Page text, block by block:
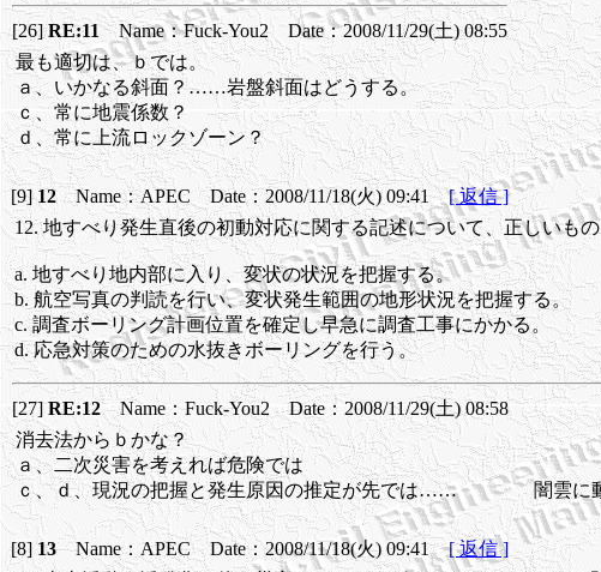
[26]RE:11 Name：Fuck-You2 Date：2008/11/29(土) 08:55
最も適切は、ｂでは。
ａ、いかなる斜面？……岩盤斜面はどうする。
ｃ、常に地震係数？
ｄ、常に上流ロックゾーン？
[9]12Name：APEC Date：2008/11/18(火) 09:41[ 返信 ]
12. 地すべり発生直後の初動対応に関する記述について、正しいも
a. 地すべり地内部に入り、変状の状況を把握する。
b. 航空写真の判読を行い、変状発生範囲の地形状況を把握する。
c. 調査ボーリング計画位置を確定し早急に調査工事にかかる。
d. 応急対策のための水抜きボーリングを行う。
[27]RE:12Name：Fuck-You2 Date：2008/11/29(土) 08:58
消去法からｂかな？
ａ、二次災害を考えれば危険では
ｃ、ｄ、現況の把握と発生原因の推定が先では…… 闇雲に動
[8]13Name：APEC Date：2008/11/18(火) 09:41[ 返信 ]